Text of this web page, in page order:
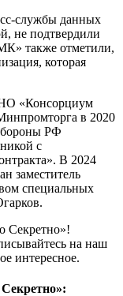
службы данных
не подтвердили
также отметили,
которая
«Консорциум
в 2020
РФ
с
В 2024
заместитель
специальных
Секретно»!
на наш
интересное.